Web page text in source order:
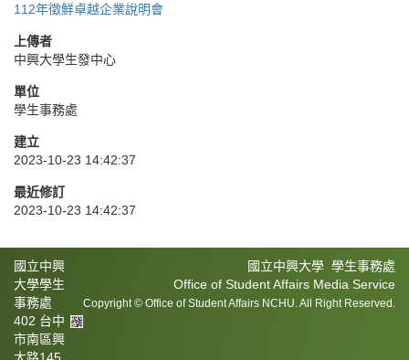
112年徵鮮卓越企業說明會
上傳者
中興大學生發中心
單位
學生事務處
建立
2023-10-23 14:42:37
最近修訂
2023-10-23 14:42:37
國立中興大學 學生事務處
Office of Student Affairs Media Service
Copyright © Office of Student Affairs NCHU. All Right Reserved.
國立中興
大學學生
事務處
402 台中
市南區興